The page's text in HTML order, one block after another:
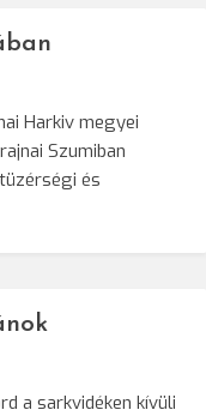
Harkiv megyei
Szumiban
és
a sarkvidéken kívüli